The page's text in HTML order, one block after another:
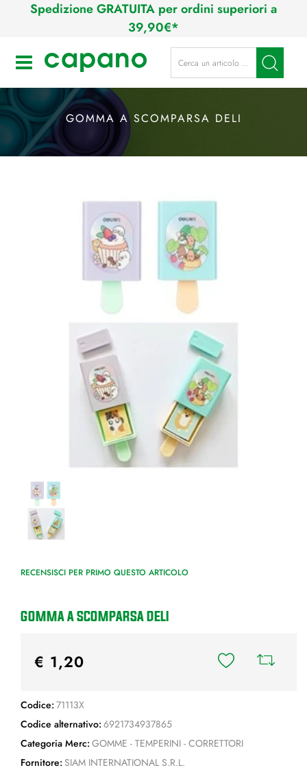
Spedizione GRATUITA per ordini superiori a
39,90€*
Open La modifica di un filtro
GOMMA A SCOMPARSA DELI
RECENSISCI PER PRIMO QUESTO ARTICOLO
GOMMA A SCOMPARSA DELI
€ 1,20
Codice: 71113X
Codice alternativo: 6921734937865
Categoria Merc: GOMME - TEMPERINI - CORRETTORI
Fornitore: SIAM INTERNATIONAL S.R.L.